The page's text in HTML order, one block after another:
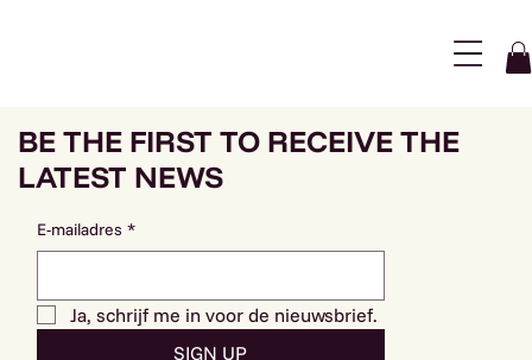
Menu
BE THE FIRST TO RECEIVE THE
LATEST NEWS
E-mailadres *
Ja, schrijf me in voor de nieuwsbrief.
SIGN UP